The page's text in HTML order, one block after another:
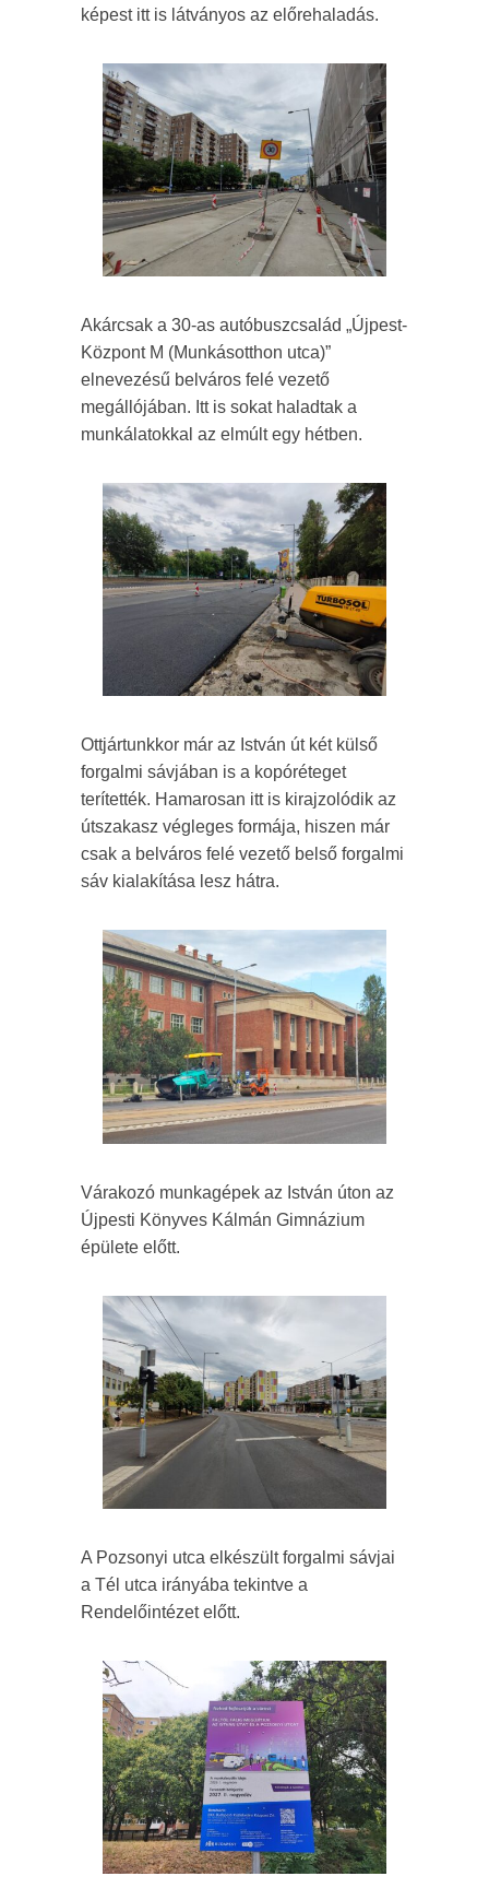
képest itt is látványos az előrehaladás.
Akárcsak a 30-as autóbuszcsalád „Újpest-
Központ M (Munkásotthon utca)”
elnevezésű belváros felé vezető
megállójában. Itt is sokat haladtak a
munkálatokkal az elmúlt egy hétben.
Ottjártunkkor már az István út két külső
forgalmi sávjában is a kopóréteget
terítették. Hamarosan itt is kirajzolódik az
útszakasz végleges formája, hiszen már
csak a belváros felé vezető belső forgalmi
sáv kialakítása lesz hátra.
Várakozó munkagépek az István úton az
Újpesti Könyves Kálmán Gimnázium
épülete előtt.
A Pozsonyi utca elkészült forgalmi sávjai
a Tél utca irányába tekintve a
Rendelőintézet előtt.